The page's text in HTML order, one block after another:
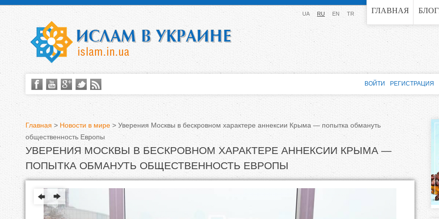
Jump to navigation ГЛАВНАЯ
UA RU EN TR
В
ы
з
Главная > Новости в мире > Уверения Москвы в бескровном характере аннексии Крыма — попытка обмануть
общественность Европы
УВЕРЕНИЯ МОСКВЫ В БЕСКРОВНОМ ХАРАКТЕРЕ АННЕКСИИ КРЫМА —
ПОПЫТКА ОБМАНУТЬ ОБЩЕСТВЕННОСТЬ ЕВРОПЫ
ВОЙТИ РЕГИСТРАЦИЯ